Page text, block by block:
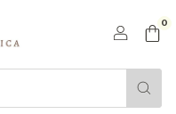
0